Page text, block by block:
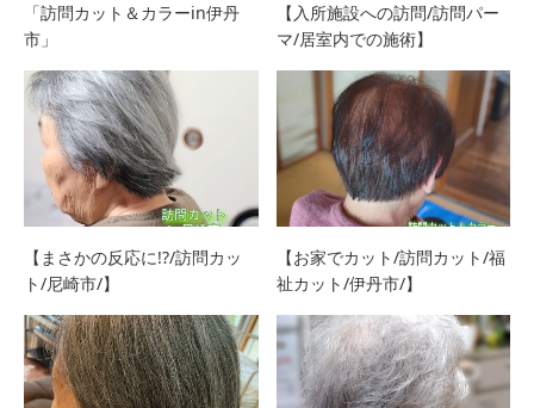
「訪問カット＆カラーin伊丹
市」
【入所施設への訪問/訪問パー
マ/居室内での施術】
【まさかの反応に!?/訪問カッ
ト/尼崎市/】
【お家でカット/訪問カット/福
祉カット/伊丹市/】